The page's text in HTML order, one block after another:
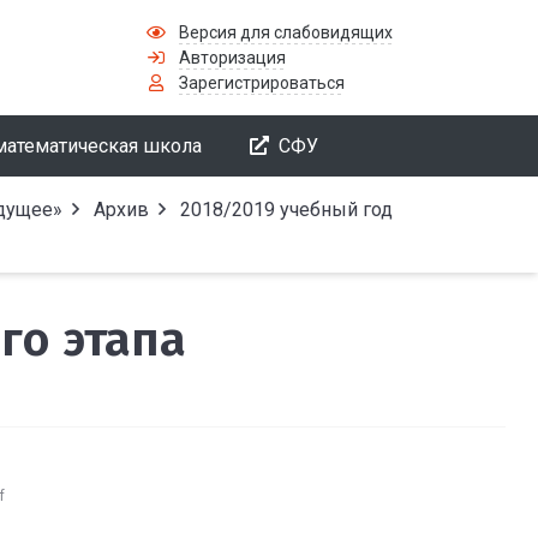
Версия для слабовидящих
Авторизация
Зарегистрироваться
школа СФУ
Архив
2018/2019 учебный год
этапа